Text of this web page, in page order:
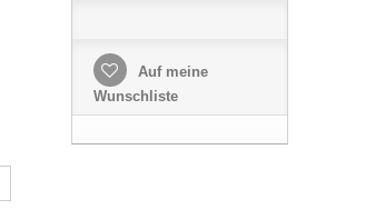
Auf meine
Wunschliste